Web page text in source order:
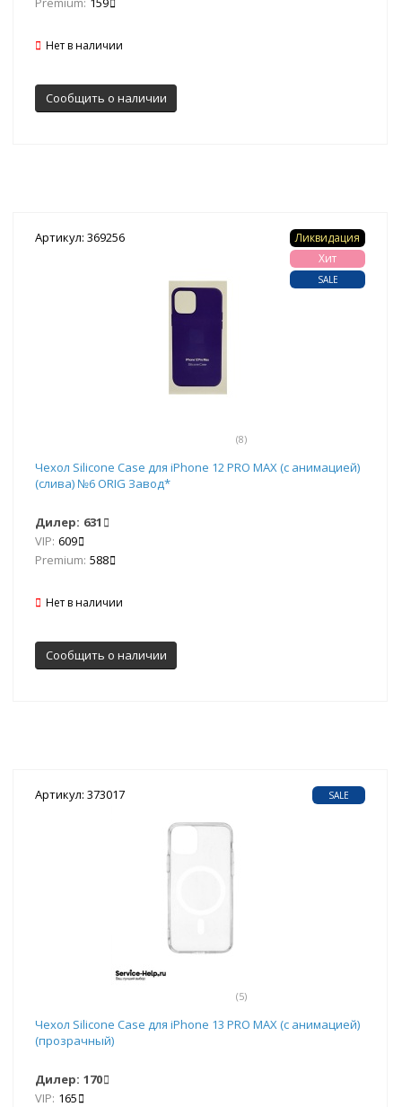
Нет в наличии
Сообщить о наличии
Артикул: 369256
(8)
Ликвидация
Хит
SALE
Чехол Silicone Case для iPhone 12 PRO MAX (с анимацией)
(слива) №6 ORIG Завод*
Дилер: 631
VIP: 609
Premium: 588
Нет в наличии
Сообщить о наличии
Артикул: 373017
(5)
SALE
Чехол Silicone Case для iPhone 13 PRO MAX (с анимацией)
(прозрачный)
Дилер: 170
VIP: 165